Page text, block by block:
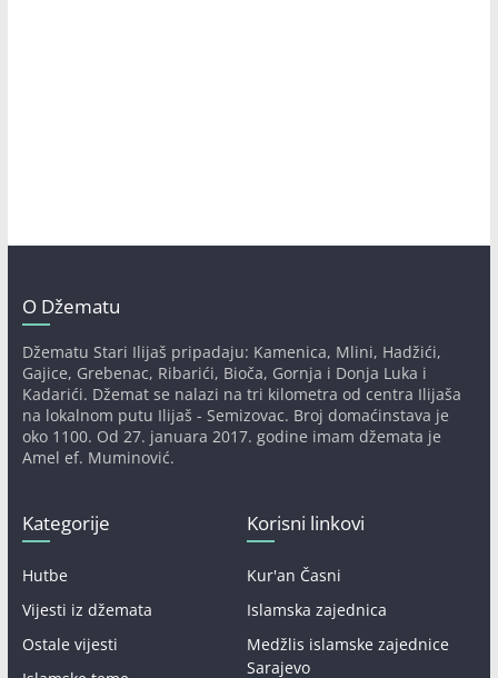
O Džematu
Džematu Stari Ilijaš pripadaju: Kamenica, Mlini, Hadžići,
Gajice, Grebenac, Ribarići, Bioča, Gornja i Donja Luka i
Kadarići. Džemat se nalazi na tri kilometra od centra Ilijaša
na lokalnom putu Ilijaš - Semizovac. Broj domaćinstava je
oko 1100. Od 27. januara 2017. godine imam džemata je
Amel ef. Muminović.
Kategorije
Hutbe
Vijesti iz džemata
Ostale vijesti
Korisni linkovi
Kur'an Časni
Islamska zajednica
Medžlis islamske zajednice
Sarajevo